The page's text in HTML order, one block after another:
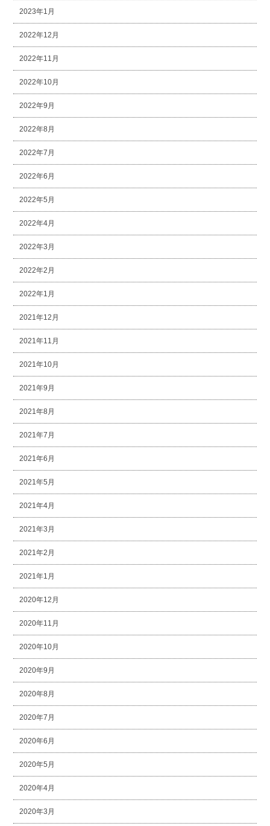
2023年1月
2022年12月
2022年11月
2022年10月
2022年9月
2022年8月
2022年7月
2022年6月
2022年5月
2022年4月
2022年3月
2022年2月
2022年1月
2021年12月
2021年11月
2021年10月
2021年9月
2021年8月
2021年7月
2021年6月
2021年5月
2021年4月
2021年3月
2021年2月
2021年1月
2020年12月
2020年11月
2020年10月
2020年9月
2020年8月
2020年7月
2020年6月
2020年5月
2020年4月
2020年3月